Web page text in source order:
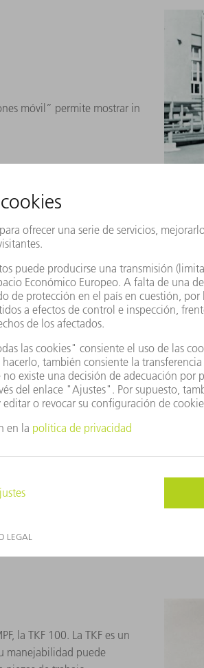
móvil” permite mostrar in
En Zug,
sigue
Por
Asia,
se
la TKF 100. La TKF es un
manejabilidad puede